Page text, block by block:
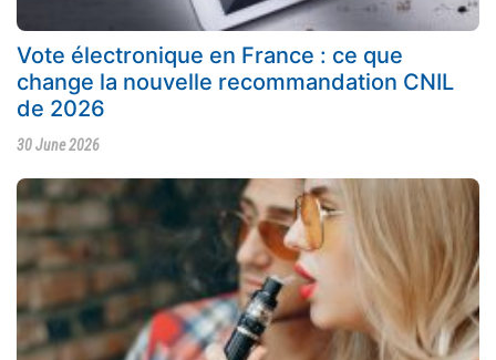
Vote électronique en France : ce que
change la nouvelle recommandation CNIL
de 2026
30 June 2026